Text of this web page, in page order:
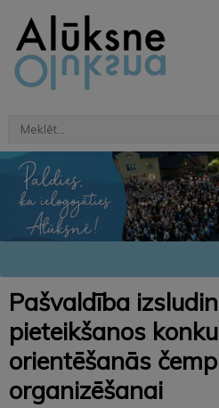
Pašvaldība
pieteikšanos
orientēšanās
organizēšanai